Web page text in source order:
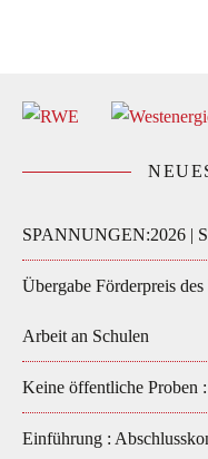
SPANNUNGEN:2026 |
Übergabe Förderpreis
Arbeit an Schulen
Keine öffentliche Proben
Einführung :